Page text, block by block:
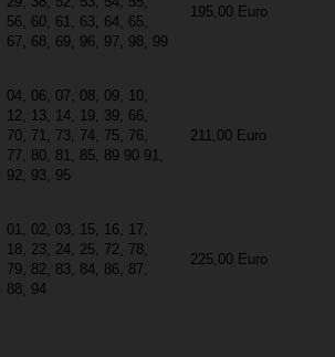
56, 60, 61, 63, 64, 65,
67, 68, 69, 96, 97, 98, 99
195,00 Euro
04, 06, 07, 08, 09, 10,
12, 13, 14, 19, 39, 66,
70, 71, 73, 74, 75, 76,
77, 80, 81, 85, 89 90 91,
92, 93, 95
211,00 Euro
01, 02, 03, 15, 16, 17,
18, 23, 24, 25, 72, 78,
79, 82, 83, 84, 86, 87,
88, 94
225,00 Euro